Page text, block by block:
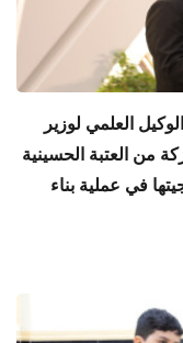
العلمي لوزير
من العتبة الحسينية
في عملية بناء